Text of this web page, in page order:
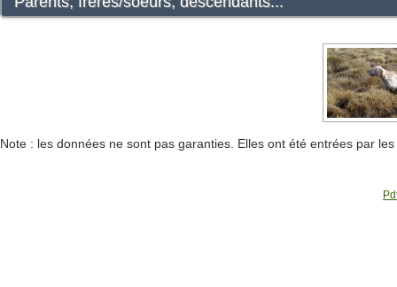
Note : les données ne sont pas garanties. Elles ont été entrées par